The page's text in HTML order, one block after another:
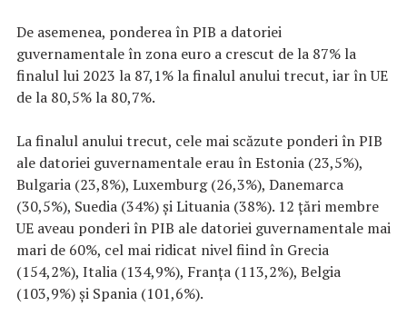
De asemenea, ponderea în PIB a datoriei
guvernamentale în zona euro a crescut de la 87% la
finalul lui 2023 la 87,1% la finalul anului trecut, iar în UE
de la 80,5% la 80,7%.
La finalul anului trecut, cele mai scăzute ponderi în PIB
ale datoriei guvernamentale erau în Estonia (23,5%),
Bulgaria (23,8%), Luxemburg (26,3%), Danemarca
(30,5%), Suedia (34%) şi Lituania (38%). 12 ţări membre
UE aveau ponderi în PIB ale datoriei guvernamentale mai
mari de 60%, cel mai ridicat nivel fiind în Grecia
(154,2%), Italia (134,9%), Franţa (113,2%), Belgia
(103,9%) şi Spania (101,6%).